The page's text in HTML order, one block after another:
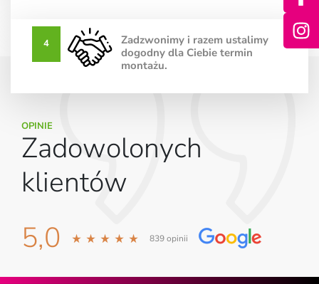
4
Zadzwonimy i razem ustalimy
dogodny dla Ciebie termin
montażu.
OPINIE
Zadowolonych
klientów
5,0
839 opinii